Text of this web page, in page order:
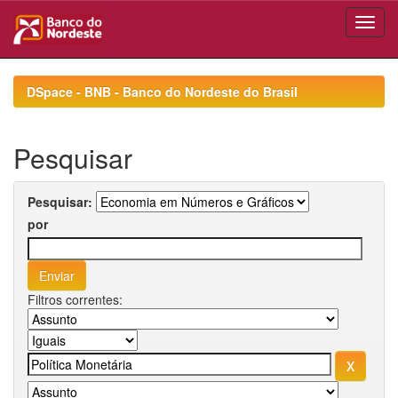
navigationDSpace - BNB - Banco do Nordeste do Brasil
Pesquisar
Pesquisar:
por
Filtros correntes: